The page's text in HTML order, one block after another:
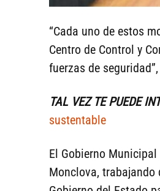
“Cada uno de estos
Centro de Control y
fuerzas de
TAL VEZ TE PUEDE
sustentable
El Gobierno
Monclova,